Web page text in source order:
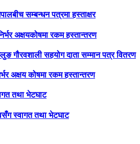
सम्बन्धन पत्रमा हस्ताक्षर
अक्षयकोषमा रकम हस्तान्तरण
गौरवशाली सहयोग दाता सम्मान पत्र वितरण
अक्षय कोषमा रकम हस्तान्तरण
तथा भेटघाट
स्वागत तथा भेटघाट